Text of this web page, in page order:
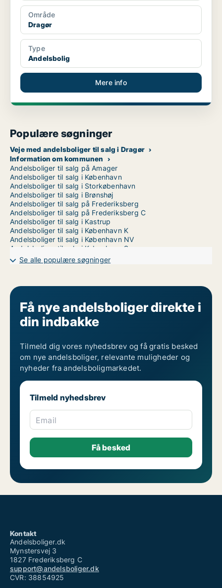
Område
Dragør
Type
Andelsbolig
Mere info
Populære søgninger
Veje med andelsboliger til salg i Dragør
Information om kommunen
Andelsboliger til salg på Amager
Andelsboliger til salg i København
Andelsboliger til salg i Storkøbenhavn
Andelsboliger til salg i Brønshøj
Andelsboliger til salg på Frederiksberg
Andelsboliger til salg på Frederiksberg C
Andelsboliger til salg i Kastrup
Andelsboliger til salg i København K
Andelsboliger til salg i København NV
Andelsboliger til salg i København S
Andelsboliger til salg i København SV
Andelsboliger til salg i Nordhavn
Andelsboliger til salg i Vanløse
Andelsboliger til salg på Vesterbro
Andelsboliger til salg i Ørestad
Andelsboliger til salg på Østerbro
Se alle populære søgninger
Få nye andelsboliger direkte i
din indbakke
Tilmeld dig vores nyhedsbrev og få gratis besked
om nye andelsboliger, relevante muligheder og
nyheder fra andelsboligmarkedet.
Tilmeld nyhedsbrev
Email
Kontakt
Andelsboliger.dk
Mynstersvej 3
1827 Frederiksberg C
support@andelsboliger.dk
CVR: 38854925